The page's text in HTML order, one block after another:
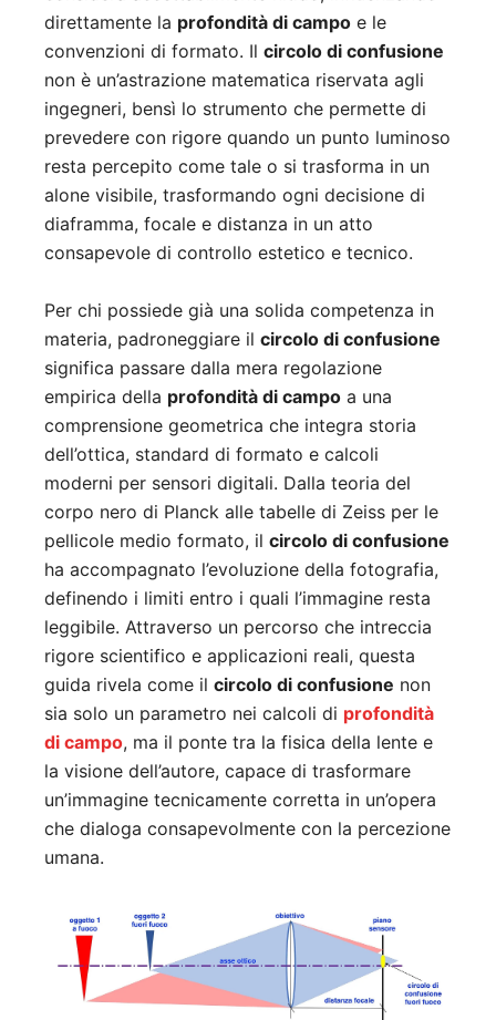
direttamente la profondità di campo e le
convenzioni di formato. Il circolo di confusione
non è un’astrazione matematica riservata agli
ingegneri, bensì lo strumento che permette di
prevedere con rigore quando un punto luminoso
resta percepito come tale o si trasforma in un
alone visibile, trasformando ogni decisione di
diaframma, focale e distanza in un atto
consapevole di controllo estetico e tecnico.
Per chi possiede già una solida competenza in
materia, padroneggiare il circolo di confusione
significa passare dalla mera regolazione
empirica della profondità di campo a una
comprensione geometrica che integra storia
dell’ottica, standard di formato e calcoli
moderni per sensori digitali. Dalla teoria del
corpo nero di Planck alle tabelle di Zeiss per le
pellicole medio formato, il circolo di confusione
ha accompagnato l’evoluzione della fotografia,
definendo i limiti entro i quali l’immagine resta
leggibile. Attraverso un percorso che intreccia
rigore scientifico e applicazioni reali, questa
guida rivela come il circolo di confusione non
sia solo un parametro nei calcoli di profondità
di campo, ma il ponte tra la fisica della lente e
la visione dell’autore, capace di trasformare
un’immagine tecnicamente corretta in un’opera
che dialoga consapevolmente con la percezione
umana.